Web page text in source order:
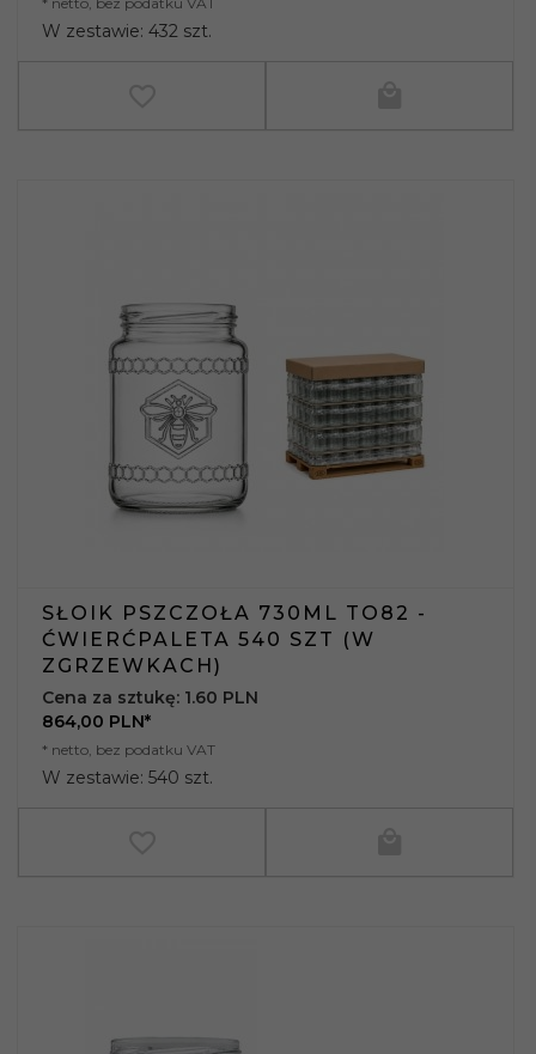
W zestawie: 432 szt.
SŁOIK PSZCZOŁA 730ML TO82 -
ĆWIERĆPALETA 540 SZT (W
ZGRZEWKACH)
864,00 PLN*
* netto, bez podatku VAT
W zestawie: 540 szt.
Cena za sztukę: 1.60 PLN